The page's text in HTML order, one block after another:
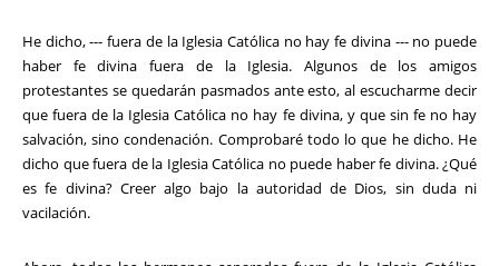
He dicho, --- fuera de la Iglesia Católica no hay fe divina --- no puede
haber fe divina fuera de la Iglesia. Algunos de los amigos
protestantes se quedarán pasmados ante esto, al escucharme decir
que fuera de la Iglesia Católica no hay fe divina, y que sin fe no hay
salvación, sino condenación. Comprobaré todo lo que he dicho. He
dicho que fuera de la Iglesia Católica no puede haber fe divina. ¿Qué
es fe divina? Creer algo bajo la autoridad de Dios, sin duda ni
vacilación.